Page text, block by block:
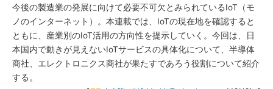
今後の製造業の発展に向けて必要不可欠とみられているIoT（モ
ノのインターネット）。本連載では、IoTの現在地を確認すると
ともに、産業別のIoT活用の方向性を提示していく。今回は、日
本国内で動きが見えないIoTサービスの具体化について、半導体
商社、エレクトロニクス商社が果たすであろう役割について紹介
する。